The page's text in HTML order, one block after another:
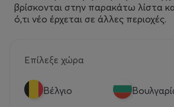
βρίσκονται στην παρακάτω λίστα
ό,τι νέο έρχεται σε άλλες περιοχές.
Επίλεξε χώρα
Βέλγιο